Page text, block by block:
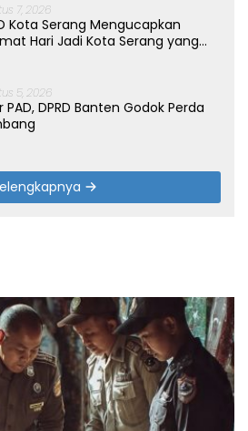
7, 2026
Kota Serang Mengucapkan
Hari Jadi Kota Serang yang
5, 2026
PAD, DPRD Banten Godok Perda